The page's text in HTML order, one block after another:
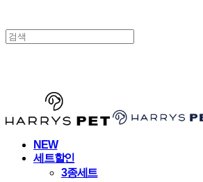
NEW
세트할인
3종세트